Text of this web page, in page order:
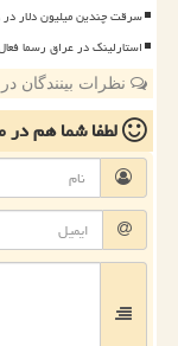
سرقت چندین میلیون دلار در ۲۵ دقیقه
استارلینک در عراق رسما
نظرات بینندگان
لطفا شما همدر